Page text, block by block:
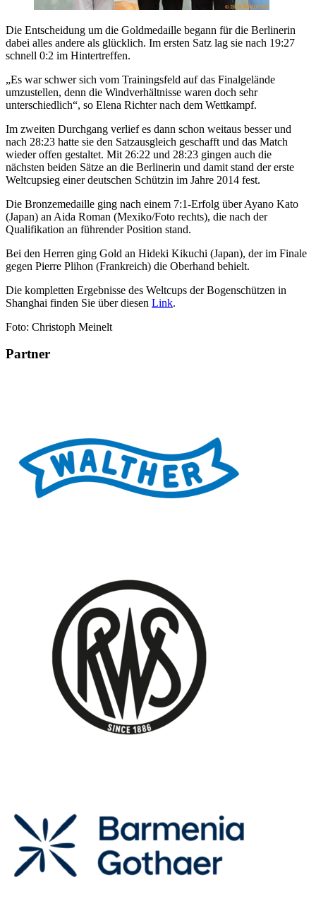
Die Entscheidung um die Goldmedaille begann für die Berlinerin
dabei alles andere als glücklich. Im ersten Satz lag sie nach 19:27
schnell 0:2 im Hintertreffen.
„Es war schwer sich vom Trainingsfeld auf das Finalgelände
umzustellen, denn die Windverhältnisse waren doch sehr
unterschiedlich“, so Elena Richter nach dem Wettkampf.
Im zweiten Durchgang verlief es dann schon weitaus besser und
nach 28:23 hatte sie den Satzausgleich geschafft und das Match
wieder offen gestaltet. Mit 26:22 und 28:23 gingen auch die
nächsten beiden Sätze an die Berlinerin und damit stand der erste
Weltcupsieg einer deutschen Schützin im Jahre 2014 fest.
Die Bronzemedaille ging nach einem 7:1-Erfolg über Ayano Kato
(Japan) an Aida Roman (Mexiko/Foto rechts), die nach der
Qualifikation an führender Position stand.
Bei den Herren ging Gold an Hideki Kikuchi (Japan), der im Finale
gegen Pierre Plihon (Frankreich) die Oberhand behielt.
Die kompletten Ergebnisse des Weltcups der Bogenschützen in
Shanghai finden Sie über diesen Link.
Foto: Christoph Meinelt
Partner